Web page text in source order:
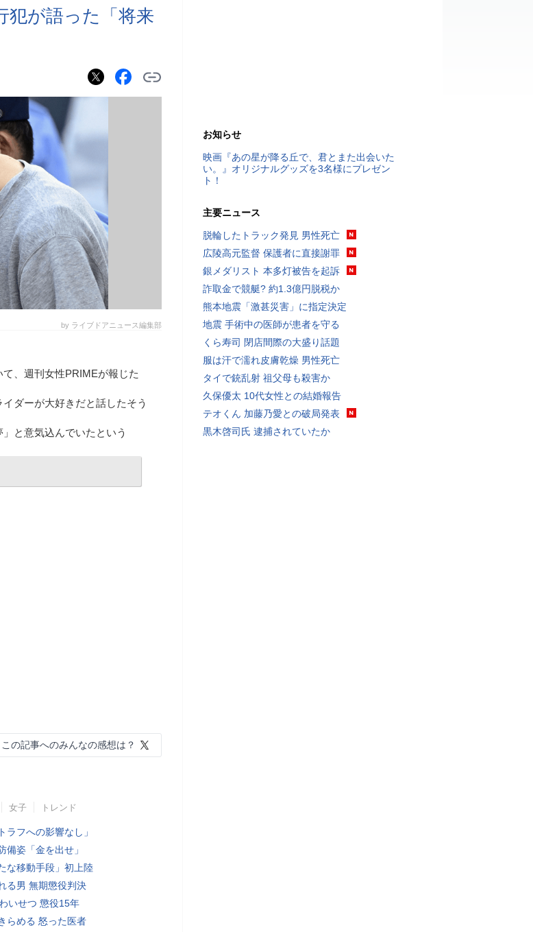
犯が語った「将来
by ライブドアニュース編集部
て、週刊女性PRIMEが報じた
ダーが大好きだと話したそう
と意気込んでいたという
この記事へのみんなの感想は？
女子 トレンド
ラフへの影響なし」
備姿「金を出せ」
な移動手段」初上陸
る男 無期懲役判決
いせつ 懲役15年
らめる 怒った医者
お知らせ
映画『あの星が降る丘で、君とまた出会いた
い。』オリジナルグッズを3名様にプレゼン
ト！
主要ニュース
脱輪したトラック発見 男性死亡
広陵高元監督 保護者に直接謝罪
銀メダリスト 本多灯被告を起訴
詐取金で競艇? 約1.3億円脱税か
熊本地震「激甚災害」に指定決定
地震 手術中の医師が患者を守る
くら寿司 閉店間際の大盛り話題
服は汗で濡れ皮膚乾燥 男性死亡
タイで銃乱射 祖父母も殺害か
久保優太 10代女性との結婚報告
テオくん 加藤乃愛との破局発表
黒木啓司氏 逮捕されていたか